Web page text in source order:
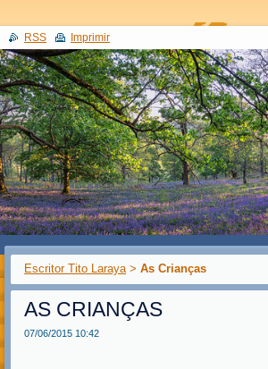
Escritor Tito Laraya > As Crianças
AS CRIANÇAS
07/06/2015 10:42
RSS Imprimir